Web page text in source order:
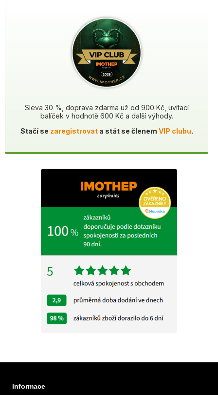
Sleva 30 %, doprava zdarma už od 900 Kč, uvítací
balíček v hodnotě 600 Kč a další výhody.
Stačí se zaregistrovata stát se členem VIP clubu.
Informace